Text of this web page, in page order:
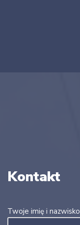
Kontakt
Twoje imię i nazwisko